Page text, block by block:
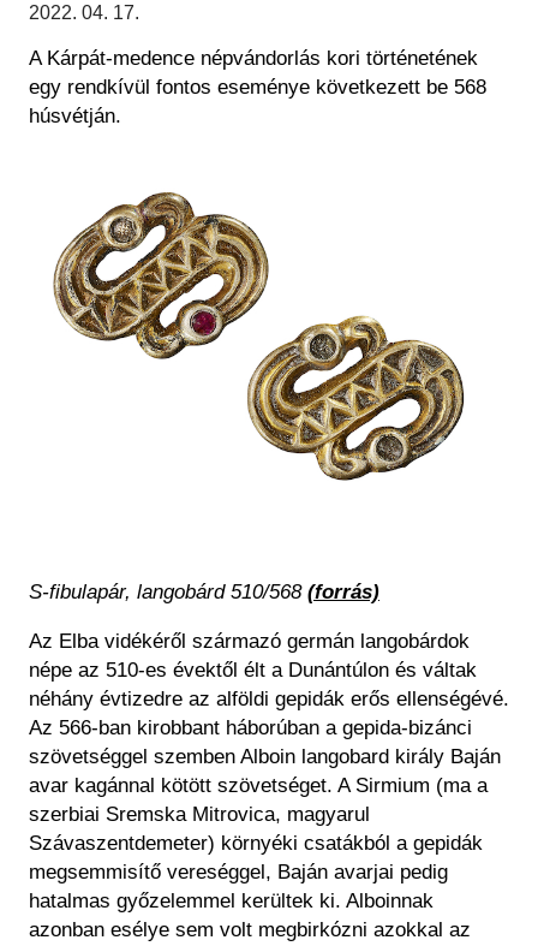
Régészet
Felnőttképzés
Közérdekű adatok
Történeti Fényképtár
Éremtár
2022. 04. 17.
A Kárpát-medence népvándorlás kori történetének
egy rendkívül fontos eseménye következett be 568
húsvétján.
S-fibulapár, langobárd 510/568 (forrás)
Az Elba vidékéről származó germán langobárdok
népe az 510-es évektől élt a Dunántúlon és váltak
néhány évtizedre az alföldi gepidák erős ellenségévé.
Az 566-ban kirobbant háborúban a gepida-bizánci
szövetséggel szemben Alboin langobard király Baján
avar kagánnal kötött szövetséget. A Sirmium (ma a
szerbiai Sremska Mitrovica, magyarul
Szávaszentdemeter) környéki csatákból a gepidák
megsemmisítő vereséggel, Baján avarjai pedig
hatalmas győzelemmel kerültek ki. Alboinnak
azonban esélye sem volt megbirkózni azokkal az